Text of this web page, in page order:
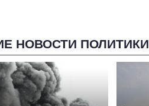
НОВОСТИ ПОЛИТИКИ